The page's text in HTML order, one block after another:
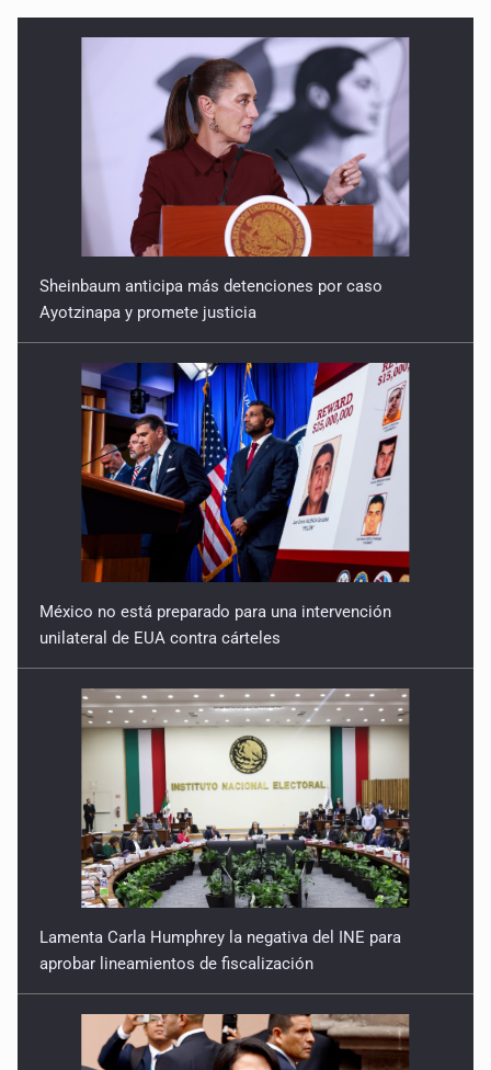
Sheinbaum anticipa más detenciones por caso
Ayotzinapa y promete justicia
México no está preparado para una intervención
unilateral de EUA contra cárteles
Lamenta Carla Humphrey la negativa del INE para
aprobar lineamientos de fiscalización